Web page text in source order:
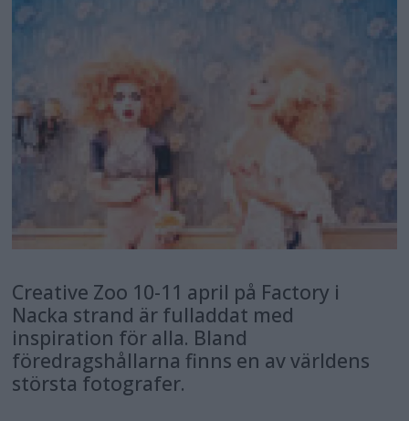
Creative Zoo 10-11 april på Factory i
Nacka strand är fulladdat med
inspiration för alla. Bland
föredragshållarna finns en av världens
största fotografer.